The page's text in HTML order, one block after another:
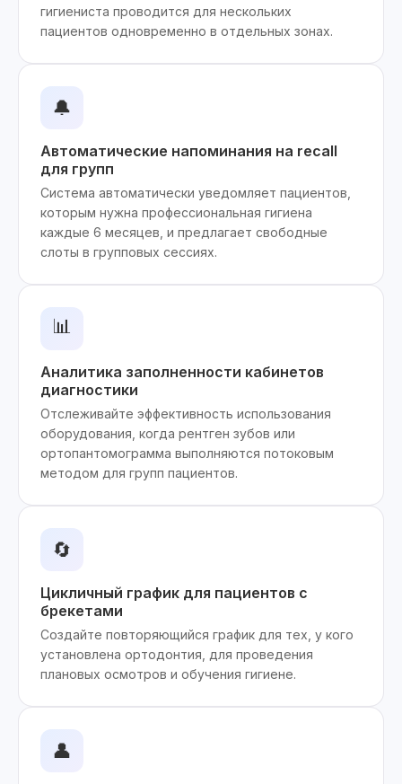
гигиениста проводится для нескольких
пациентов одновременно в отдельных зонах.
🔔
Автоматические напоминания на recall
для групп
Система автоматически уведомляет пациентов,
которым нужна профессиональная гигиена
каждые 6 месяцев, и предлагает свободные
слоты в групповых сессиях.
📊
Аналитика заполненности кабинетов
диагностики
Отслеживайте эффективность использования
оборудования, когда рентген зубов или
ортопантомограмма выполняются потоковым
методом для групп пациентов.
🔄
Цикличный график для пациентов с
брекетами
Создайте повторяющийся график для тех, у кого
установлена ортодонтия, для проведения
плановых осмотров и обучения гигиене.
👤